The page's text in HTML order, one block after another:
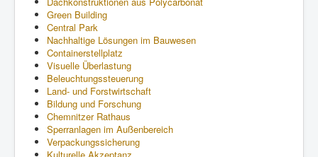
Green Building
Central Park
Nachhaltige Lösungen im Bauwesen
Containerstellplatz
Visuelle Überlastung
Beleuchtungssteuerung
Land- und Forstwirtschaft
Bildung und Forschung
Chemnitzer Rathaus
Sperranlagen im Außenbereich
Verpackungssicherung
Kulturelle Akzeptanz